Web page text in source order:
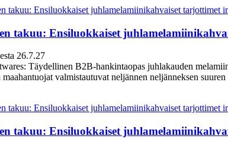
takuu: Ensiluokkaiset
26.7.27
Täydellinen B2B-hankintaopas juhlakauden
maahantuojat valmistautuvat neljännen neljänneksen
takuu: Ensiluokkaiset